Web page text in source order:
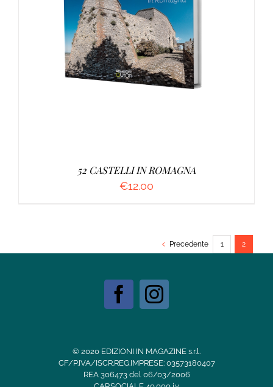
AGGIUNGI AL CARRELLO / DETTAGLI
52 CASTELLI IN ROMAGNA
€12.00
Precedente 1 2
© 2020 EDIZIONI IN MAGAZINE s.r.l.
CF/P.IVA/ISCR.REG.IMPRESE: 03573180407
REA 306473 del 06/03/2006